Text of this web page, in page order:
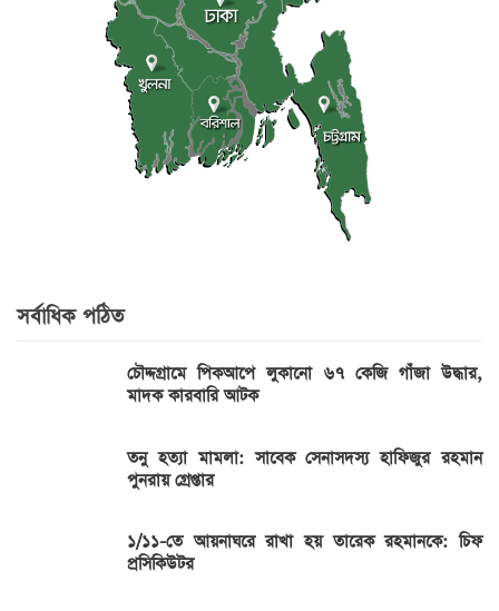
সর্বাধিক পঠিত
চৌদ্দগ্রামে পিকআপে লুকানো ৬৭ কেজি গাঁজা উদ্ধার,
মাদক কারবারি আটক
তনু হত্যা মামলা: সাবেক সেনাসদস্য হাফিজুর রহমান
পুনরায় গ্রেপ্তার
১/১১-তে আয়নাঘরে রাখা হয় তারেক রহমানকে: চিফ
প্রসিকিউটর